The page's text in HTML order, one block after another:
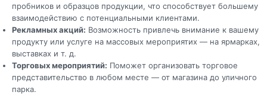
пробников и образцов продукции, что способствует большему
взаимодействию с потенциальными клиентами.
Рекламных акций: Возможность привлечь внимание к вашему
продукту или услуге на массовых мероприятих — на ярмарках,
выставках и т. д.
Торговых мероприятий: Поможет организовать торговое
представительство в любом месте — от магазина до уличного
парка.